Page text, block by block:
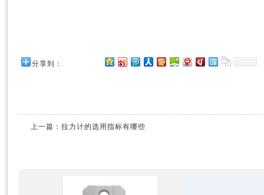
分享到：
上一篇： 拉力计的选用指标有哪些